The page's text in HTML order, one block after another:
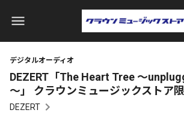
デジタルオーディオ
DEZERT「The Heart Tree ～
～」 クラウンミュージックストア
DEZERT